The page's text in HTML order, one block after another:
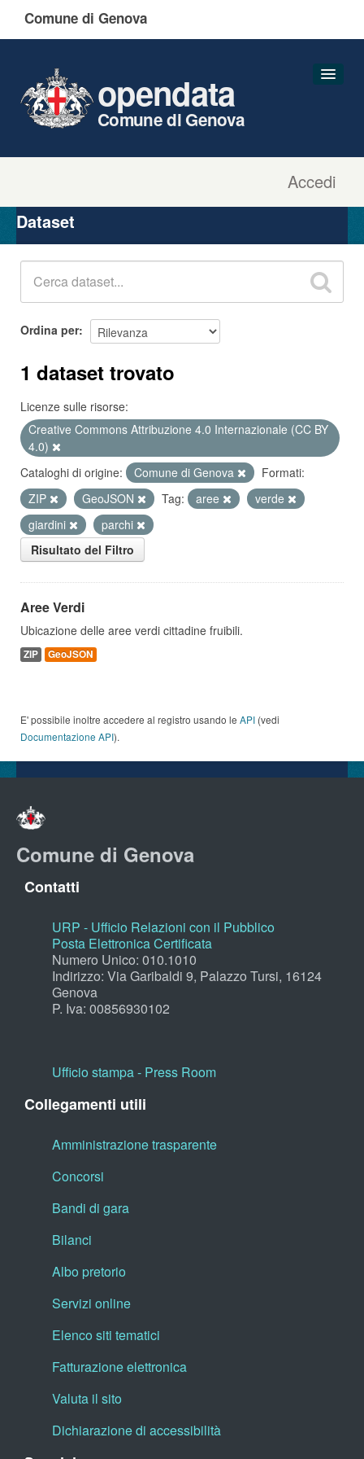
Comune di Genova
Accedi
opendata
Comune di Genova
Organizzazioni
Gruppi
Dataset
Ordina per
1 dataset trovato
Licenze sulle risorse:
Creative Commons Attribuzione 4.0 Internazionale (CC BY
4.0)
Cataloghi di origine:
Comune di Genova
Formati:
ZIP
GeoJSON Tag: aree
verde
giardini
parchi
Risultato del Filtro
Aree Verdi
Ubicazione delle aree verdi cittadine fruibili.
ZIP GeoJSON
E' possibile inoltre accedere al registro usando le API (vedi
Documentazione API).
Comune di Genova
Contatti
URP - Ufficio Relazioni con il Pubblico
Posta Elettronica Certificata
Numero Unico: 010.1010
Indirizzo: Via Garibaldi 9, Palazzo Tursi, 16124
Genova
P. Iva: 00856930102
Ufficio stampa - Press Room
Collegamenti utili
Amministrazione trasparente
Concorsi
Bandi di gara
Bilanci
Albo pretorio
Servizi online
Elenco siti tematici
Fatturazione elettronica
Valuta il sito
Dichiarazione di accessibilità